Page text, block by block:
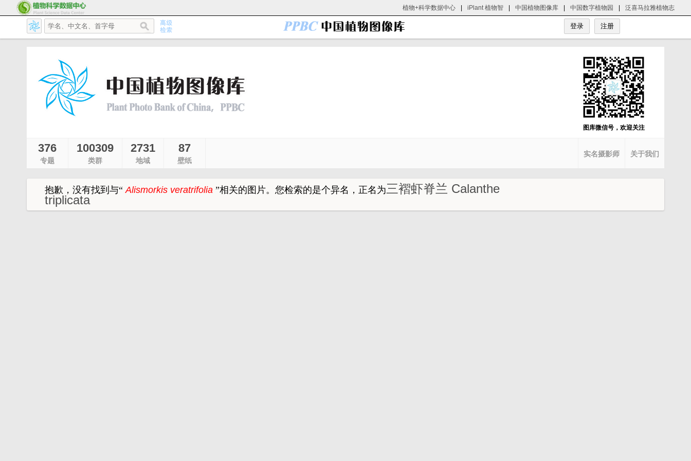
植物+科学数据中心 iPlant 植物智 中国植物图像库 中国数字植物园 泛喜马拉雅植物志
图库微信号，欢迎关注
376
专题
100309
类群
2731
地域
87
壁纸
关于我们
实名摄影师
抱歉，没有找到与“ Alismorkis veratrifolia ”相关的图片。 您检索的是个异名，正名为三褶虾脊兰 Calanthe
triplicata